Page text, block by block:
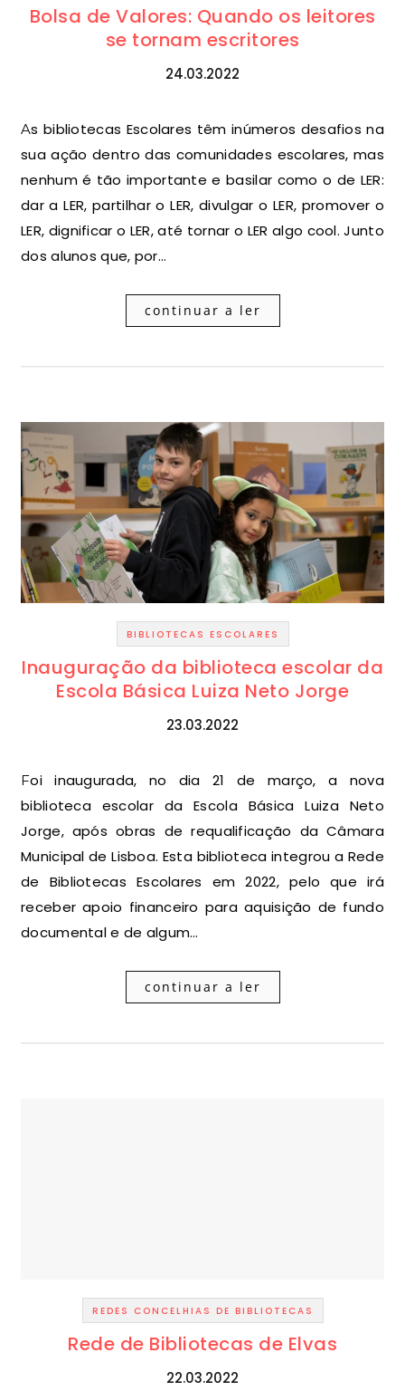
Bolsa de Valores: Quando os leitores
se tornam escritores
24.03.2022
As bibliotecas Escolares têm inúmeros desafios na
sua ação dentro das comunidades escolares, mas
nenhum é tão importante e basilar como o de LER:
dar a LER, partilhar o LER, divulgar o LER, promover o
LER, dignificar o LER, até tornar o LER algo cool. Junto
dos alunos que, por…
continuar a ler
BIBLIOTECAS ESCOLARES
Inauguração da biblioteca escolar da
Escola Básica Luiza Neto Jorge
23.03.2022
Foi inaugurada, no dia 21 de março, a nova
biblioteca escolar da Escola Básica Luiza Neto
Jorge, após obras de requalificação da Câmara
Municipal de Lisboa. Esta biblioteca integrou a Rede
de Bibliotecas Escolares em 2022, pelo que irá
receber apoio financeiro para aquisição de fundo
documental e de algum…
continuar a ler
REDES CONCELHIAS DE BIBLIOTECAS
Rede de Bibliotecas de Elvas
22.03.2022